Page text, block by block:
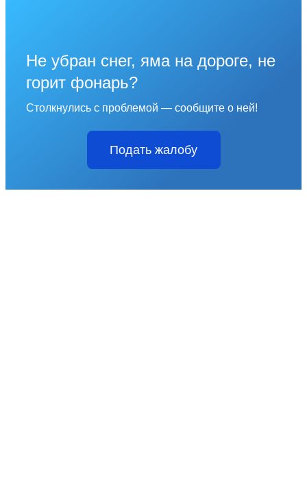
Не убран снег, яма на дороге, не
горит фонарь?
Столкнулись с проблемой — сообщите о ней!
Подать жалобу